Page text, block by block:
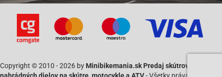
Copyright © 2010 - 2026 by Minibikemania.sk Predaj skútrov SYM a